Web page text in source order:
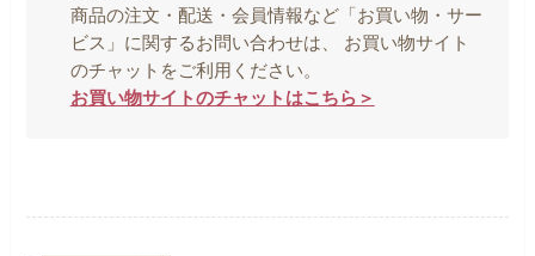
商品の注文・配送・会員情報など「お買い物・サー
ビス」に関するお問い合わせは、 お買い物サイト
のチャットをご利用ください。
お買い物サイトのチャットはこちら＞